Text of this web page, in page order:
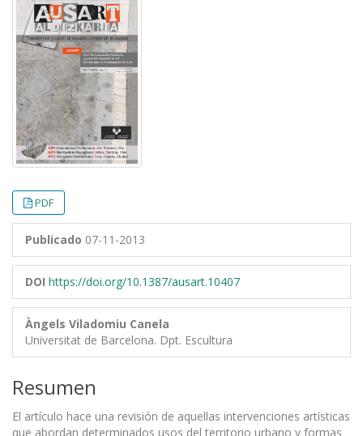
PDF
Publicado 07-11-2013
DOI https://doi.org/10.1387/ausart.10407
Àngels Viladomiu Canela
Universitat de Barcelona. Dpt. Escultura
Resumen
El artículo hace una revisión de aquellas intervenciones artísticas
que abordan determinados usos del territorio urbano y formas